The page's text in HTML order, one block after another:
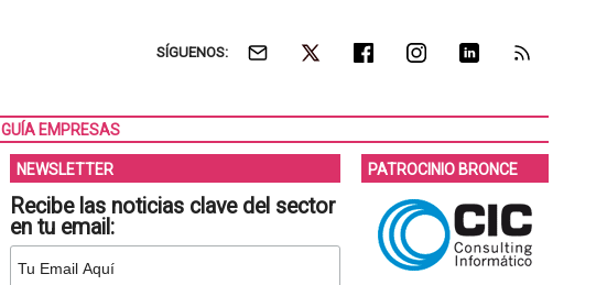
SÍGUENOS:
GUÍA EMPRESAS
NEWSLETTER
Recibe las noticias clave del sector
en tu email:
PATROCINIO BRONCE